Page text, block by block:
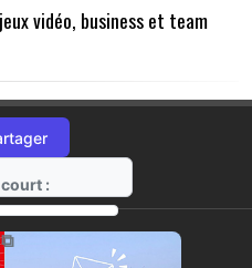
vidéo, business et team
:
https://radio-g.fr?14347
⧉